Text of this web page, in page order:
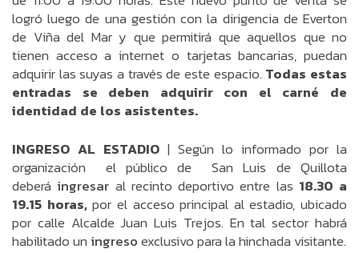
logró luego de una gestión con la dirigencia de Everton
de Viña del Mar y que permitirá que aquellos que no
tienen acceso a internet o tarjetas bancarias, puedan
adquirir las suyas a través de este espacio. Todas estas
entradas se deben adquirir con el carné de
identidad de los asistentes.
INGRESO AL ESTADIO | Según lo informado por la
organización el público de San Luis de Quillota
deberá ingresar al recinto deportivo entre las 18.30 a
19.15 horas,por el acceso principal al estadio, ubicado
por calle Alcalde Juan Luis Trejos. En tal sector habrá
habilitado un ingreso exclusivo para la hinchada visitante.